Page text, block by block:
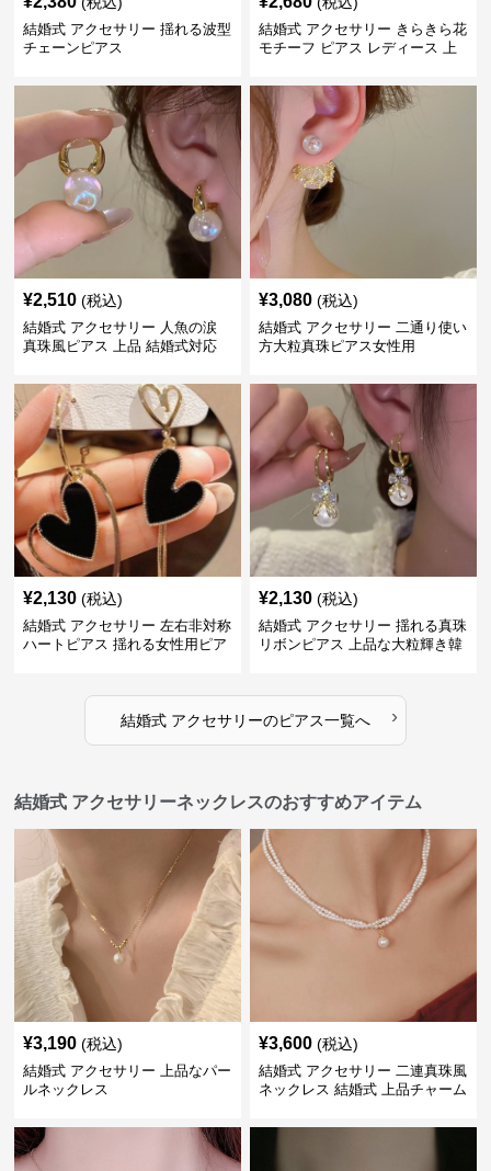
結婚式 アクセサリー 揺れる波型
チェーンピアス
結婚式 アクセサリー きらきら花
モチーフ ピアス レディース 上
¥2,510 (税込)
結婚式 アクセサリー 人魚の涙
真珠風ピアス 上品 結婚式対応
¥3,080 (税込)
結婚式 アクセサリー 二通り使い
方大粒真珠ピアス女性用
¥2,130 (税込)
結婚式 アクセサリー 左右非対称
ハートピアス 揺れる女性用ピア
¥2,130 (税込)
結婚式 アクセサリー 揺れる真珠
リボンピアス 上品な大粒輝き韓
結婚式 アクセサリーのピアス一覧へ ›
結婚式 アクセサリーネックレスのおすすめアイテム
¥3,190 (税込)
結婚式 アクセサリー 上品なパー
ルネックレス
¥3,600 (税込)
結婚式 アクセサリー 二連真珠風
ネックレス 結婚式 上品チャーム